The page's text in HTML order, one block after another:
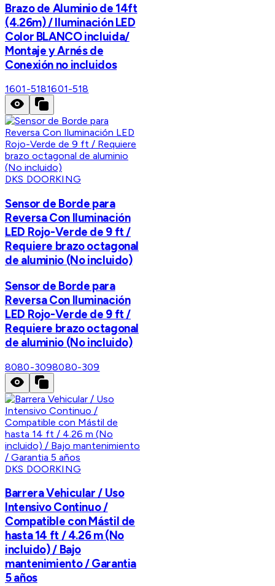
Brazo de Aluminio de 14ft
(4.26m) / Iluminación LED
Color BLANCO incluida/
Montaje y Arnés de
Conexión no incluidos
1601-5181601-518
DKS DOORKING
Sensor de Borde para
Reversa Con Iluminación
LED Rojo-Verde de 9 ft /
Requiere brazo octagonal
de aluminio (No incluido)
Sensor de Borde para
Reversa Con Iluminación
LED Rojo-Verde de 9 ft /
Requiere brazo octagonal
de aluminio (No incluido)
8080-3098080-309
DKS DOORKING
Barrera Vehicular / Uso
Intensivo Continuo /
Compatible con Mástil de
hasta 14 ft / 4.26 m (No
incluido) / Bajo
mantenimiento / Garantia
5 años